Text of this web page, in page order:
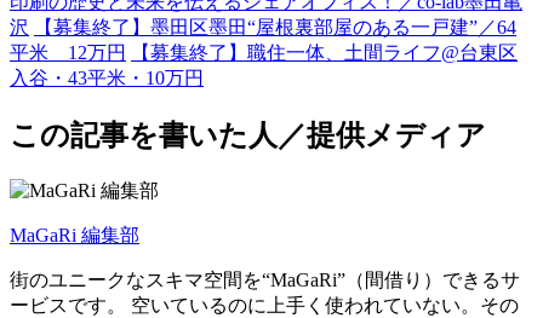
沢
【募集終了】墨田区墨田“屋根裏部屋のある一戸建”／64
平米 12万円
【募集終了】職住一体、土間ライフ@台東区
入谷・43平米・10万円
この記事を書いた人／提供メディア
MaGaRi 編集部
街のユニークなスキマ空間を“MaGaRi”（間借り）できるサ
ービスです。 空いているのに上手く使われていない。その